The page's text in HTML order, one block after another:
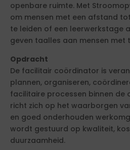
openbare ruimte. Met
om mensen met een afstand
te leiden of een leerwerkstage
geven taalles aan mensen
Opdracht
De facilitair coördinator is
plannen, organiseren,
facilitaire processen binnen de
richt zich op het waarborgen
en goed onderhouden
wordt gestuurd op kwaliteit,
duurzaamheid.